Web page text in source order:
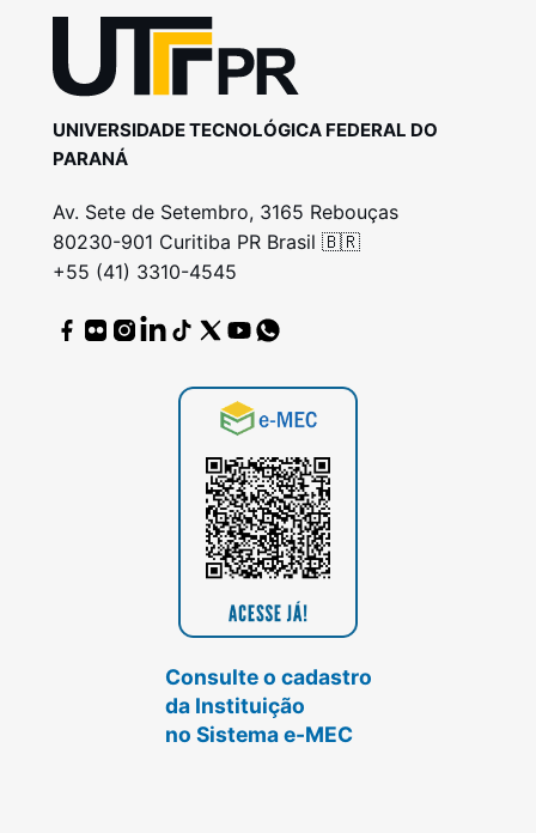
UNIVERSIDADE TECNOLÓGICA FEDERAL DO
PARANÁ
Av. Sete de Setembro, 3165 Rebouças
80230-901 Curitiba PR Brasil 🇧🇷
+55 (41) 3310-4545
Consulte o cadastro
da Instituição
no Sistema e-MEC